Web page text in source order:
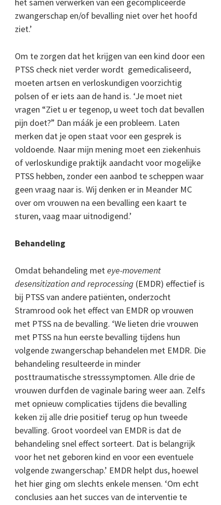
zwangerschap en/of bevalling niet over het hoofd
ziet.’
Om te zorgen dat het krijgen van een kind door een
PTSS check niet verder wordt gemedicaliseerd,
moeten artsen en verloskundigen voorzichtig
polsen of er iets aan de hand is. ‘Je moet niet
vragen “Ziet u er tegenop, u weet toch dat bevallen
pijn doet?” Dan máák je een probleem. Laten
merken dat je open staat voor een gesprek is
voldoende. Naar mijn mening moet een ziekenhuis
of verloskundige praktijk aandacht voor mogelijke
PTSS hebben, zonder een aanbod te scheppen waar
geen vraag naar is. Wij denken er in Meander MC
over om vrouwen na een bevalling een kaart te
sturen, vaag maar uitnodigend.’
Behandeling
Omdat behandeling meteye-movement
desensitization and reprocessing (EMDR) effectief is
bij PTSS van andere patiënten, onderzocht
Stramrood ook het effect van EMDR op vrouwen
met PTSS na de bevalling. ‘We lieten drie vrouwen
met PTSS na hun eerste bevalling tijdens hun
volgende zwangerschap behandelen met EMDR. Die
behandeling resulteerde in minder
posttraumatische stresssymptomen. Alle drie de
vrouwen durfden de vaginale baring weer aan. Zelfs
met opnieuw complicaties tijdens die bevalling
keken zij alle drie positief terug op hun tweede
bevalling. Groot voordeel van EMDR is dat de
behandeling snel effect sorteert. Dat is belangrijk
voor het net geboren kind en voor een eventuele
volgende zwangerschap.’ EMDR helpt dus, hoewel
het hier ging om slechts enkele mensen. ‘Om echt
conclusies aan het succes van de interventie te